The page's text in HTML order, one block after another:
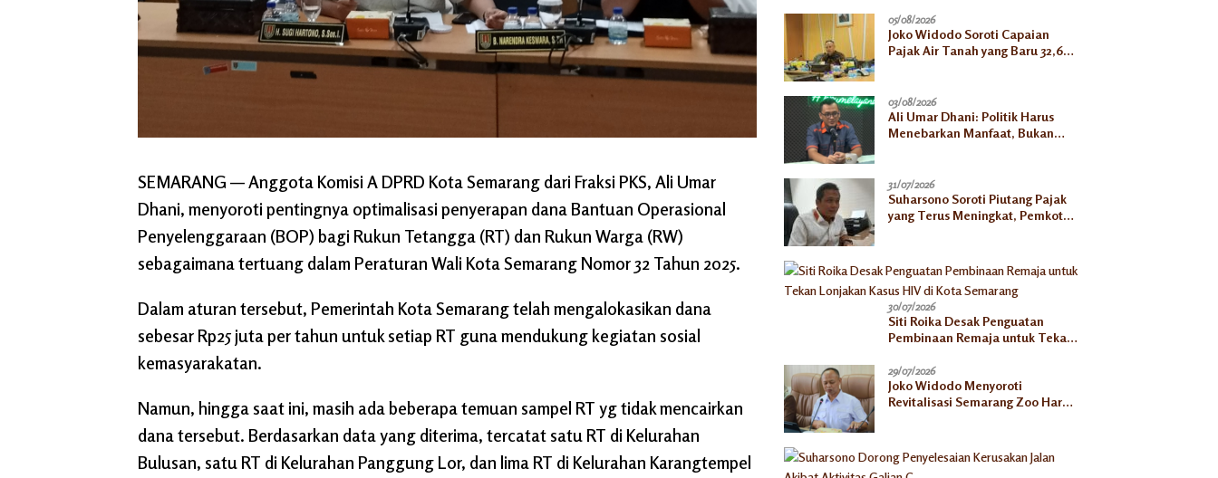
SEMARANG — Anggota Komisi A DPRD Kota Semarang dari Fraksi PKS, Ali Umar
Dhani, menyoroti pentingnya optimalisasi penyerapan dana Bantuan Operasional
Penyelenggaraan (BOP) bagi Rukun Tetangga (RT) dan Rukun Warga (RW)
sebagaimana tertuang dalam Peraturan Wali Kota Semarang Nomor 32 Tahun 2025.
Dalam aturan tersebut, Pemerintah Kota Semarang telah mengalokasikan dana
sebesar Rp25 juta per tahun untuk setiap RT guna mendukung kegiatan sosial
kemasyarakatan.
Namun, hingga saat ini, masih ada beberapa temuan sampel RT yg tidak mencairkan
dana tersebut. Berdasarkan data yang diterima, tercatat satu RT di Kelurahan
Bulusan, satu RT di Kelurahan Panggung Lor, dan lima RT di Kelurahan Karangtempel
05/08/2026
Joko Widodo Soroti Capaian
Pajak Air Tanah yang Baru 32,66
03/08/2026
Ali Umar Dhani: Politik Harus
Menebarkan Manfaat, Bukan
31/07/2026
Suharsono Soroti Piutang Pajak
yang Terus Meningkat, Pemkot
30/07/2026
Siti Roika Desak Penguatan
Pembinaan Remaja untuk Tekan
Semarang
29/07/2026
Joko Widodo Menyoroti
Revitalisasi Semarang Zoo Harus